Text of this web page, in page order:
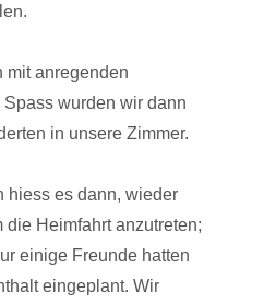
mit anregenden
wurden wir dann
in unsere Zimmer.
hiess es dann, wieder
Heimfahrt anzutreten;
einige Freunde hatten
eingeplant. Wir